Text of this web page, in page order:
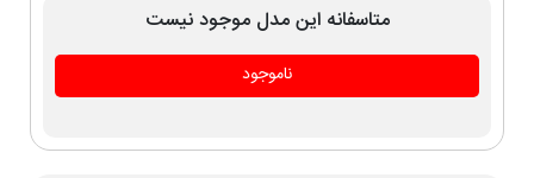
متاسفانه این مدل موجود نیست
ناموجود